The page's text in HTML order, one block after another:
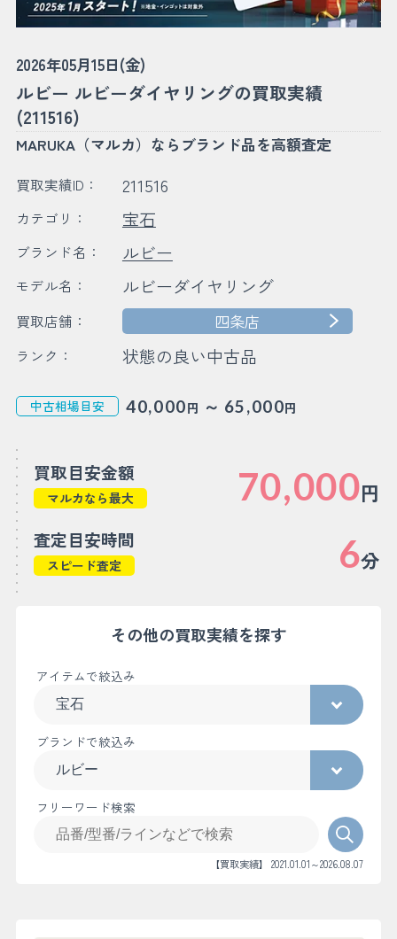
2026年05月15日(金)
ルビー ルビーダイヤリングの買取実績
(211516)
MARUKA（マルカ）ならブランド品を高額査定
買取実績ID： 211516
カテゴリ： 宝石
ブランド名： ルビー
モデル名： ルビーダイヤリング
買取店舗： 四条店
ランク： 状態の良い中古品
中古相場目安 40,000円 ～ 65,000円
買取目安金額
マルカなら最大 70,000円
査定目安時間
スピード査定 6分
その他の買取実績を探す
アイテムで絞込み
ブランドで絞込み
フリーワード検索
【買取実績】 2021.01.01～2026.08.07